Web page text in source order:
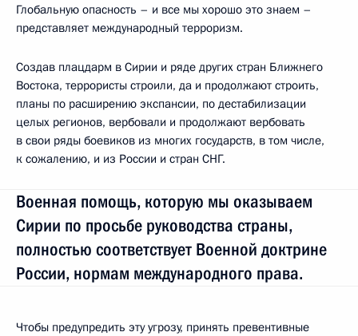
Глобальную опасность – и все мы хорошо это знаем –
представляет международный терроризм.
Создав плацдарм в Сирии и ряде других стран Ближнего
Востока, террористы строили, да и продолжают строить,
планы по расширению экспансии, по дестабилизации
целых регионов, вербовали и продолжают вербовать
в свои ряды боевиков из многих государств, в том числе,
к сожалению, и из России и стран СНГ.
Военная помощь, которую мы оказываем
Сирии по просьбе руководства страны,
полностью соответствует Военной доктрине
России, нормам международного права.
Чтобы предупредить эту угрозу, принять превентивные